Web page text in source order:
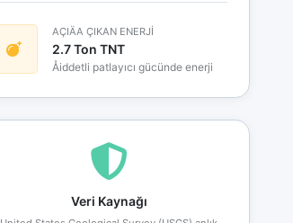
AÇIÄA ÇIKAN ENERJİ
2.7 Ton TNT
Åiddetli patlayıcı gücünde enerji
Veri Kaynağı